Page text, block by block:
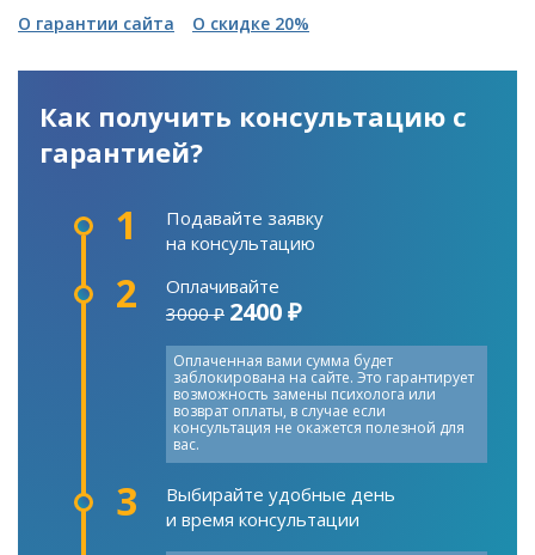
О гарантии сайта О скидке 20%
Как получить консультацию с
гарантией?
1
Подавайте заявку
на консультацию
2
Оплачивайте
3000 ₽ 2400 ₽
Оплаченная вами сумма будет
заблокирована на сайте. Это гарантирует
возможность замены психолога или
возврат оплаты, в случае если
консультация не окажется полезной для
вас.
3
Выбирайте удобные день
и время консультации